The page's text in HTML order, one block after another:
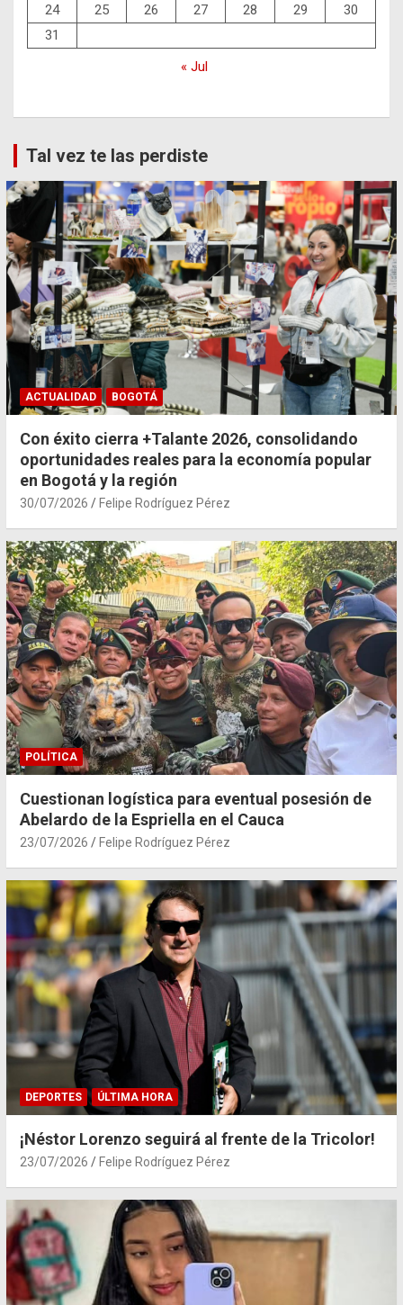
24
25 26 27 28 29
30
31
« Jul
Tal vez te las perdiste
ACTUALIDAD BOGOTÁ
Con éxito cierra +Talante 2026, consolidando
oportunidades reales para la economía popular
en Bogotá y la región
30/07/2026 Felipe Rodríguez Pérez
POLÍTICA
Cuestionan logística para eventual posesión de
Abelardo de la Espriella en el Cauca
23/07/2026 Felipe Rodríguez Pérez
DEPORTES ÚLTIMA HORA
¡Néstor Lorenzo seguirá al frente de la Tricolor!
23/07/2026 Felipe Rodríguez Pérez